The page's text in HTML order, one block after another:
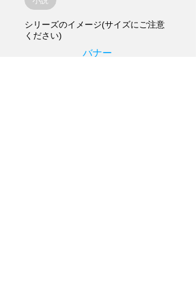
シリーズのイメージ(サイズにご注意
ください)
バナー